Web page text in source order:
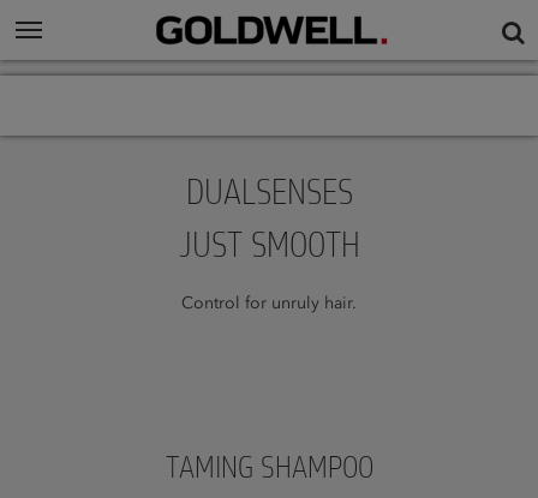
DUALSENSES
JUST SMOOTH
Control for unruly hair.
TAMING SHAMPOO